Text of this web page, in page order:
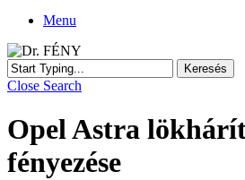
Menu
Keresés
Close Search
Opel Astra
fényezése